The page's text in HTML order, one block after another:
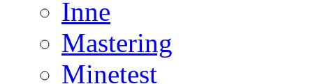
Inne
Mastering
Minetest